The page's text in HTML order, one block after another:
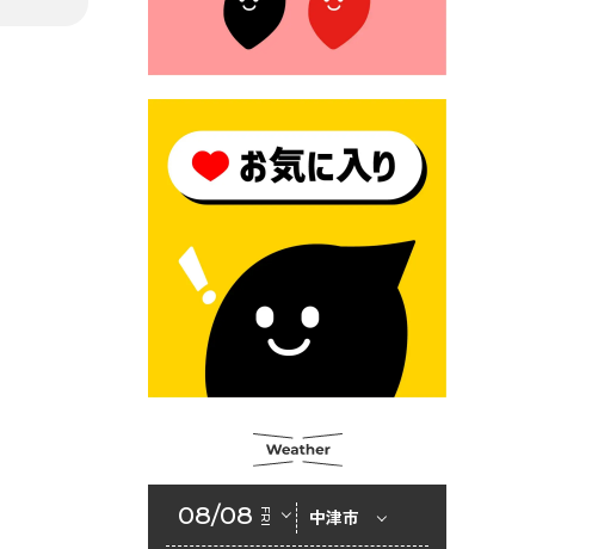
2026年6月23日 （一財）豊前
市佐野・則尾育英会奨学生募
2026年6月18日 セアカゴケグ
モにご注意ください！
ェルターの指定
2026年6月10日 令和８年経済
センサス-活動調査
2026年6月9日 令和８年第３
回定例会「一般質問一覧表」
2026年6月5日 新婚世帯の家
2026年6月2日 戸籍に氏名の
振り仮名が記載されます
08/08 FRI 中津市